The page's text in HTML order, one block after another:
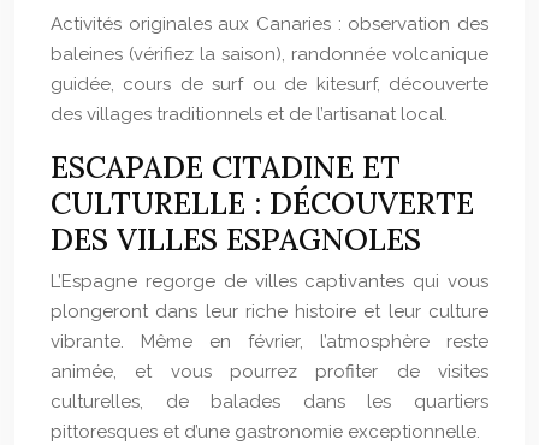
Activités originales aux Canaries : observation des
baleines (vérifiez la saison), randonnée volcanique
guidée, cours de surf ou de kitesurf, découverte
des villages traditionnels et de l’artisanat local.
ESCAPADE CITADINE ET
CULTURELLE : DÉCOUVERTE
DES VILLES ESPAGNOLES
L’Espagne regorge de villes captivantes qui vous
plongeront dans leur riche histoire et leur culture
vibrante. Même en février, l’atmosphère reste
animée, et vous pourrez profiter de visites
culturelles, de balades dans les quartiers
pittoresques et d’une gastronomie exceptionnelle.